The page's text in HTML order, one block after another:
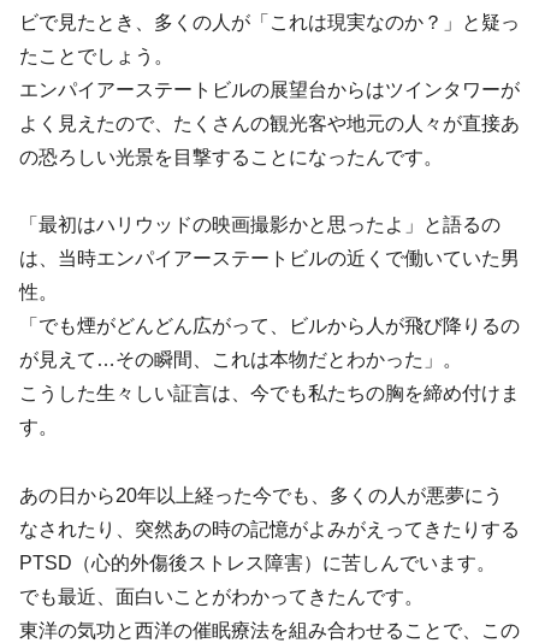
ビで見たとき、多くの人が「これは現実なのか？」と疑っ
たことでしょう。
エンパイアーステートビルの展望台からはツインタワーが
よく見えたので、たくさんの観光客や地元の人々が直接あ
の恐ろしい光景を目撃することになったんです。
「最初はハリウッドの映画撮影かと思ったよ」と語るの
は、当時エンパイアーステートビルの近くで働いていた男
性。
「でも煙がどんどん広がって、ビルから人が飛び降りるの
が見えて…その瞬間、これは本物だとわかった」。
こうした生々しい証言は、今でも私たちの胸を締め付けま
す。
あの日から20年以上経った今でも、多くの人が悪夢にう
なされたり、突然あの時の記憶がよみがえってきたりする
PTSD（心的外傷後ストレス障害）に苦しんでいます。
でも最近、面白いことがわかってきたんです。
東洋の気功と西洋の催眠療法を組み合わせることで、この